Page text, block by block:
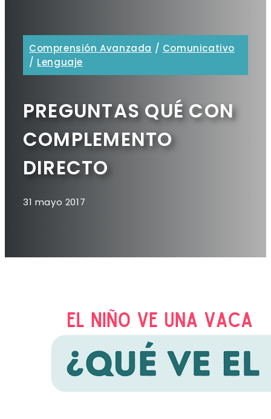
Comprensión Avanzada / Comunicativo
/ Lenguaje
PREGUNTAS QUÉ CON
COMPLEMENTO
DIRECTO
31 mayo 2017